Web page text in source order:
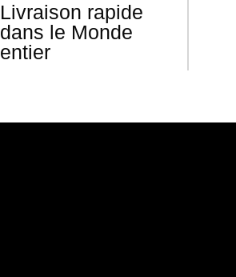
Livraison rapide
dans le Monde
entier